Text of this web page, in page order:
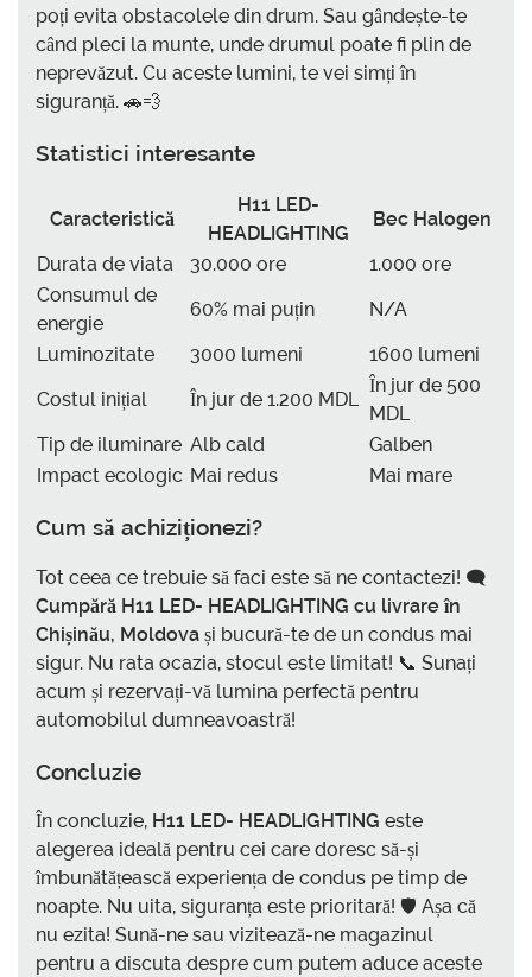
poți evita obstacolele din drum. Sau gândește-te
când pleci la munte, unde drumul poate fi plin de
neprevăzut. Cu aceste lumini, te vei simți în
siguranță. 🚗💨
Statistici interesante
Caracteristică
H11 LED-
HEADLIGHTING
Bec Halogen
Durata de viata
30.000 ore
1.000 ore
Consumul de
energie
60% mai puțin
N/A
Luminozitate
3000 lumeni
1600 lumeni
Costul inițial
În jur de 1.200 MDL
În jur de 500
MDL
Tip de iluminare Alb cald
Galben
Impact ecologic Mai redus Mai mare
Cum să achiziționezi?
Tot ceea ce trebuie să faci este să ne contactezi! 🗨️
Cumpără H11 LED- HEADLIGHTING cu livrare în
Chișinău, Moldova și bucură-te de un condus mai
sigur. Nu rata ocazia, stocul este limitat! 📞 Sunați
acum și rezervați-vă lumina perfectă pentru
automobilul dumneavoastră!
Concluzie
În concluzie, H11 LED- HEADLIGHTING este
alegerea ideală pentru cei care doresc să-și
îmbunătățească experiența de condus pe timp de
noapte. Nu uita, siguranța este prioritară! 🛡️ Așa că
nu ezita! Sună-ne sau vizitează-ne magazinul
pentru a discuta despre cum putem aduce aceste